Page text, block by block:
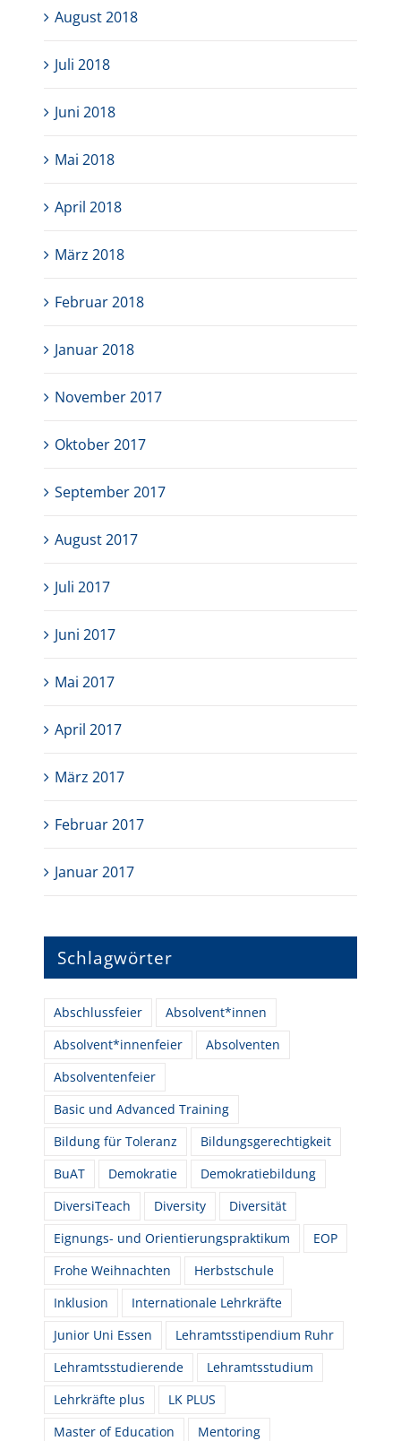
August 2018
Juli 2018
Juni 2018
Mai 2018
April 2018
März 2018
Februar 2018
Januar 2018
November 2017
Oktober 2017
September 2017
August 2017
Juli 2017
Juni 2017
Mai 2017
April 2017
März 2017
Februar 2017
Januar 2017
Schlagwörter
Abschlussfeier
Absolvent*innen
Absolvent*innenfeier
Absolventen
Absolventenfeier
Basic und Advanced Training
Bildung für Toleranz
Bildungsgerechtigkeit
BuAT
Demokratie
Demokratiebildung
DiversiTeach
Diversity
Diversität
Eignungs- und Orientierungspraktikum
EOP
Frohe Weihnachten
Herbstschule
Inklusion
Internationale Lehrkräfte
Junior Uni Essen
Lehramtsstipendium Ruhr
Lehramtsstudierende
Lehramtsstudium
Lehrkräfte plus
LK PLUS
Master of Education
Mentoring